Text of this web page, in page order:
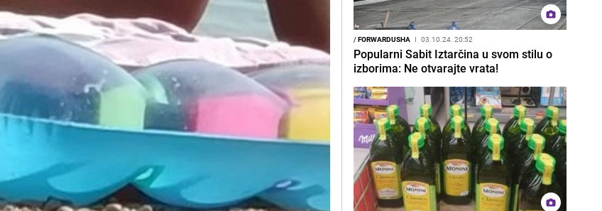
/FORWARDUSHA I 03.10.24. 20:52
Popularni Sabit Iztarčina u svom stilu o
izborima: Ne otvarajte vrata!